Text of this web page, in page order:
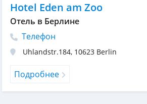
Hotel Eden am Zoo
Отель в Берлине
Телефон
Uhlandstr.184, 10623 Berlin
Подробнее